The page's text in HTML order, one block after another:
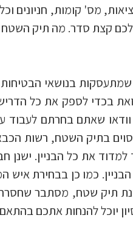
מס' קומות, חניונים
קצת סדר. מה תיק השטח
בנושאי
בכדי לספק את כל
שאתם בחרתם לעבוד
בתיק השטח, רשות
למדוד את כל הבניין.
כמו כן בבחירת
תיק שטח, מסתבר שחסרה
יוכל להנחות אתכם בהתאם